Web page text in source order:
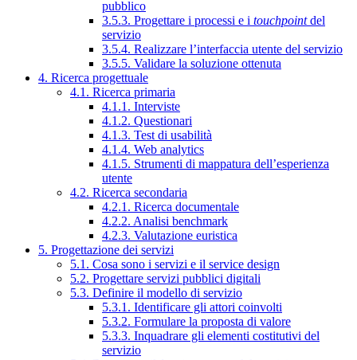
pubblico
3.5.3. Progettare i processi e i touchpointdel
servizio
3.5.4. Realizzare l’interfaccia utente del servizio
3.5.5. Validare la soluzione ottenuta
4. Ricerca progettuale
4.1. Ricerca primaria
4.1.1. Interviste
4.1.2. Questionari
4.1.3. Test di usabilità
4.1.4. Web analytics
4.1.5. Strumenti di mappatura dell’esperienza
utente
4.2. Ricerca secondaria
4.2.1. Ricerca documentale
4.2.2. Analisi benchmark
4.2.3. Valutazione euristica
5. Progettazione dei servizi
5.1. Cosa sono i servizi e il service design
5.2. Progettare servizi pubblici digitali
5.3. Definire il modello di servizio
5.3.1. Identificare gli attori coinvolti
5.3.2. Formulare la proposta di valore
5.3.3. Inquadrare gli elementi costitutivi del
servizio